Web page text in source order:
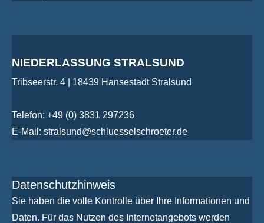
NIEDERLASSUNG STRALSUND
Tribseerstr. 4 | 18439 Hansestadt Stralsund
Telefon: +49 (0) 3831 297236
E-Mail: stralsund@schluesselschroeter.de
Datenschutzhinweis
Sie haben die volle Kontrolle über Ihre Informationen und
Daten. Für das Nutzen des Internetangebots werden